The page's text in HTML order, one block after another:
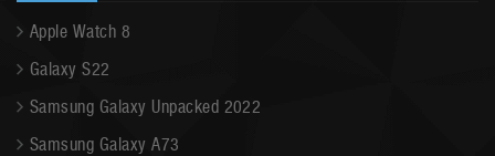
Apple Watch 8
Galaxy S22
Samsung Galaxy Unpacked 2022
Samsung Galaxy A73